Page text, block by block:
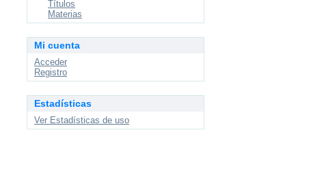
Títulos
Materias
Mi cuenta
Acceder
Registro
Estadísticas
Ver Estadísticas de uso